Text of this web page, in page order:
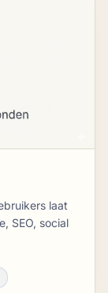
laat
SEO, social